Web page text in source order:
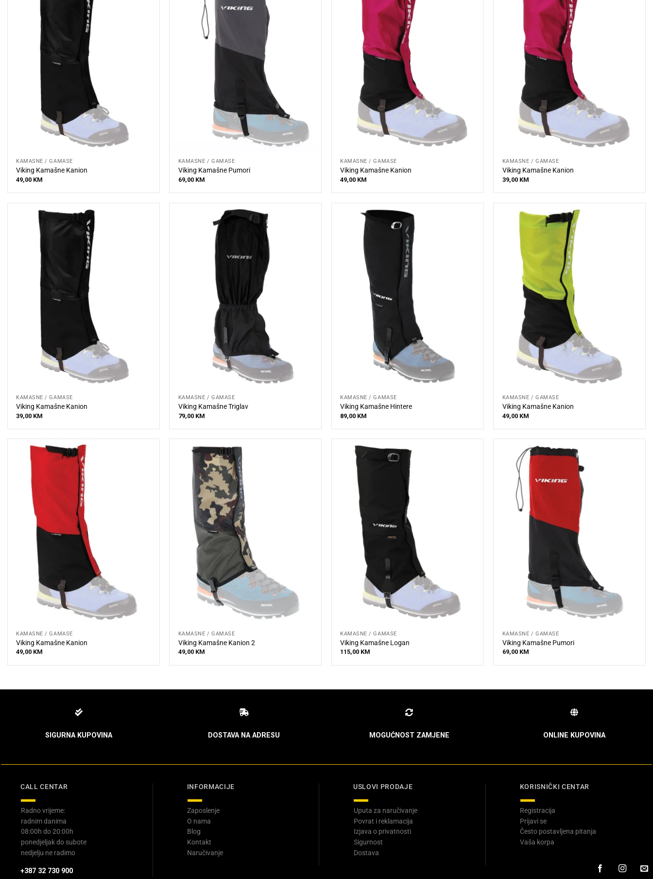
KAMAŠNE / GAMAŠE
Viking Kamašne Kanion
49,00 KM
KAMAŠNE / GAMAŠE
Viking Kamašne Pumori
69,00 KM
KAMAŠNE / GAMAŠE
Viking Kamašne Kanion
49,00 KM
KAMAŠNE / GAMAŠE
Viking Kamašne Kanion
39,00 KM
KAMAŠNE / GAMAŠE
Viking Kamašne Kanion
39,00 KM
KAMAŠNE / GAMAŠE
Viking Kamašne Triglav
79,00 KM
KAMAŠNE / GAMAŠE
Viking Kamašne Hintere
89,00 KM
KAMAŠNE / GAMAŠE
Viking Kamašne Kanion
49,00 KM
KAMAŠNE / GAMAŠE
Viking Kamašne Kanion
49,00 KM
KAMAŠNE / GAMAŠE
Viking Kamašne Kanion 2
49,00 KM
KAMAŠNE / GAMAŠE
Viking Kamašne Logan
115,00 KM
KAMAŠNE / GAMAŠE
Viking Kamašne Pumori
69,00 KM
SIGURNA KUPOVINA DOSTAVA NA ADRESU MOGUĆNOST ZAMJENE ONLINE KUPOVINA
CALL CENTAR
Radno vrijeme:
radnim danima
08:00h do 20:00h
ponedjeljak do subote
nedjelju ne radimo
+387 32 730 900
INFORMACIJE
Zaposlenje
O nama
Blog
Kontakt
Naručivanje
USLOVI PRODAJE
Uputa za naručivanje
Povrat i reklamacija
Izjava o privatnosti
Sigurnost
Dostava
KORISNIČKI CENTAR
Registracija
Prijavi se
Često postavljena pitanja
Vaša korpa